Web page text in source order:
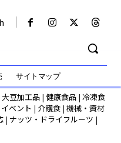
サイトマップ
大豆加工品 | 健康食品 | 冷凍食
イベント | 介護食 | 機械・資材
| ナッツ・ドライフルーツ |